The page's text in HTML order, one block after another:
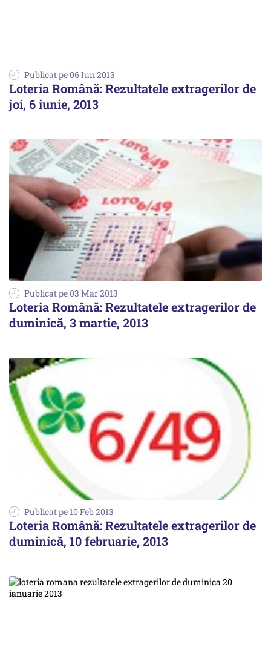
Publicat pe 06 Iun 2013
Loteria Română: Rezultatele extragerilor de
joi, 6 iunie, 2013
Publicat pe 03 Mar 2013
Loteria Română: Rezultatele extragerilor de
duminică, 3 martie, 2013
Publicat pe 10 Feb 2013
Loteria Română: Rezultatele extragerilor de
duminică, 10 februarie, 2013